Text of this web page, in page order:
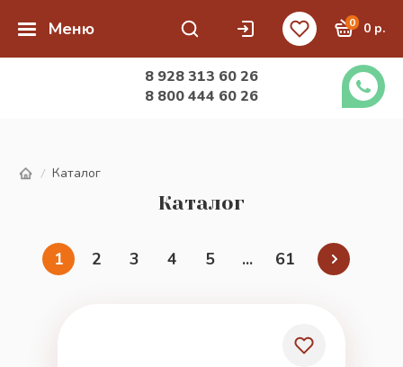
Меню 0 0 р.
8 928 313 60 26
8 800 444 60 26
/ Каталог
Каталог
1 2 3 4 5 ... 61